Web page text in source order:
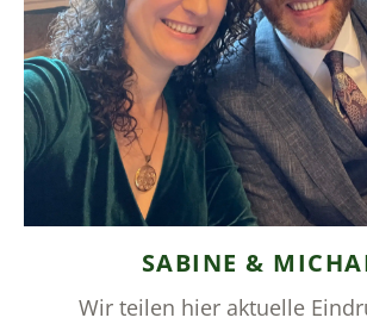
SABINE &
Wir teilen hier aktuelle